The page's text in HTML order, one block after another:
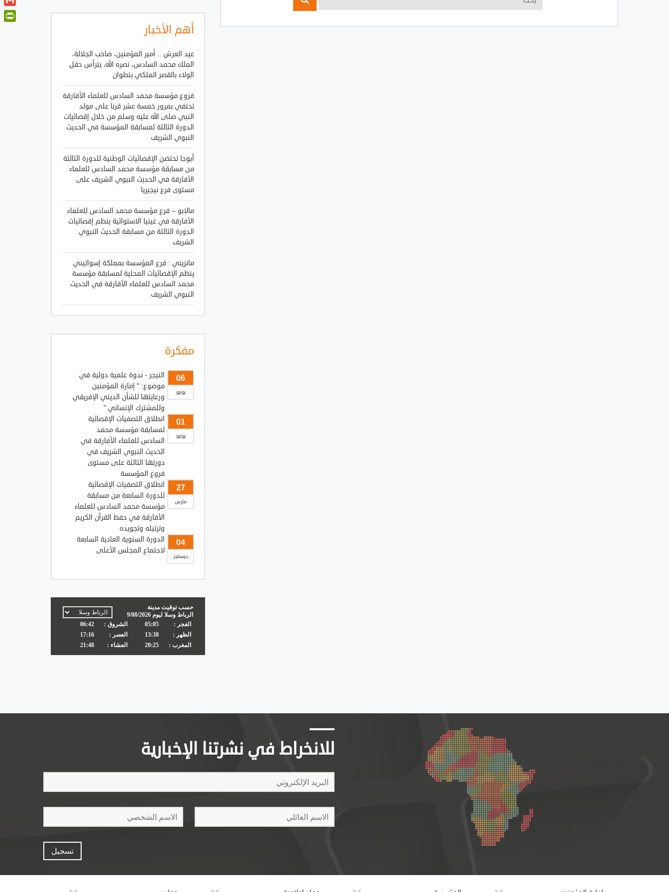
أهم الأخبار
عيد العرش .. أمير المؤمنين، صاحب الجلالة،
الملك محمد السادس، نصره الله، يترأس حفل
الولاء بالقصر الملكي بتطوان
فروع مؤسسة محمد السادس للعلماء الأفارقة
تحتفي بمرور خمسة عشر قرنا على مولد
النبي صلى الله عليه وسلم من خلال إقصائيات
الدورة الثالثة لمسابقة المؤسسة في الحديث
النبوي الشريف
أبوجا تحتضن الإقصائيات الوطنية للدورة الثالثة
من مسابقة مؤسسة محمد السادس للعلماء
الأفارقة في الحديث النبوي الشريف على
مستوى فرع نيجيريا
مالابو – فرع مؤسسة محمد السادس للعلماء
الأفارقة في غينيا الاستوائية ينظم إقصائيات
الدورة الثالثة من مسابقة الحديث النبوي
الشريف
مانزيني : فرع المؤسسة بمملكة إسواتيني
ينظم الإقصائيات المحلية لمسابقة مؤسسة
محمد السادس للعلماء الأفارقة في الحديث
النبوي الشريف
مفكرة
06
يونيو
النيجر - ندوة علمية دولية في
موضوع: " إمارة المؤمنين
ورعايتها للشأن الديني الإفريقي
وللمشترك الإنساني "
01
يونيو
انطلاق التصفيات الإقصائية
لمسابقة مؤسسة محمد
السادس للعلماء الأفارقة في
الحديث النبوي الشريف في
دورتها الثالثة على مستوى
فروع المؤسسة
27
مارس
انطلاق التصفيات الإقصائية
للدورة السابعة من مسابقة
مؤسسة محمد السادس للعلماء
الأفارقة في حفظ القرآن الكريم
وترتيله وتجويده
04
ديسمبر
الدورة السنوية العادية السابعة
لاجتماع المجلس الأعلى
للانخراط في نشرتنا الإخبارية
o
o
t
e
a
t
i
n
G
m